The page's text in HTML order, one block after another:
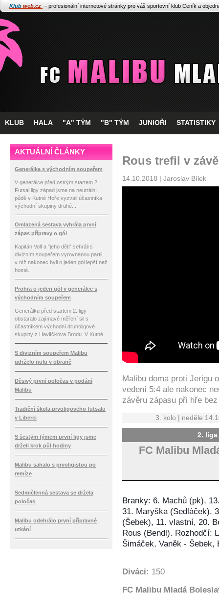
Klub web.cz – profesionální internetové stránky pro váš sportovní klub Ceník a
KLUB HALA "A" TÝM "B" TÝM JUNIOŘI STATISTIKY
Rous trefil v
14.10.2018 | Jaroslav Bílek
Malibu doma proti Jerigu
vedení 5:4 ale nakonec
závěru zápasu při hře
3. kolo | neděle
2. liga
FC Malibu
Branky: 6. Machů (pk),
31. Maryška (Sedláček),
(Šebek), 11. vlastní, 20.
Rous (Bendl). Rozhodčí:
Šimáček, Vaněk - Šebek,
Diváci: 150
FC Malibu Mladá
AKTUÁLNÍ ČLÁNKY
Generálka s východním soupeřem
V generálce před ostrým startem 2.
Futsal ligy západ jsme na neutrální
půdě v Kutné Hoře vyzvali účastníka
východní skupiny druhé...
Omlazená sestava vyhrála první
zápas přípravy o gól
Kapitán Volf a "jeho děti" sehráli s
divizním soupeřem vyrovnanou partii,
v níž nakonec byli o jeden gól lepší než
hosté.
Prohra o jeden gól v generálce s
východním soupeřem
Generálku před startem 2. ligy
obstaralo zajímavé měření sil s
účastníkem východní druholigové
skupiny z Havlíčkova Brodu. V Kutné...
S divizním soupeřem Malibu
udrželo nulu v obraně
Děsivý první poločas v podání
Malibu
Tradiční škola prvoligového futsalu
v Liberci
S šestým týmem první ligy jsme
drželi krok půl hodiny
Malibu sahalo s prvoligistou po
remíze
Sedmičlenná sestava se držela
poločas
Malibu odehrálo první přípravné
utkání